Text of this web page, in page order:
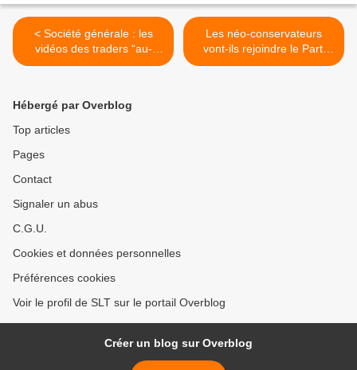
< Société générale : les
vidéos des traders “au-
dessus des lois” (Les
Les néo-conservateurs
vont-ils rejoindre le Parti
démocrate ? (Voltaire.net) >
Hébergé par Overblog
Top articles
Pages
Contact
Signaler un abus
C.G.U.
Cookies et données personnelles
Préférences cookies
Voir le profil de SLT sur le portail Overblog
Créer un blog sur Overblog